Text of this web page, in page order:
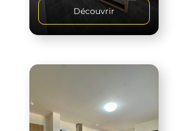
Découvrir